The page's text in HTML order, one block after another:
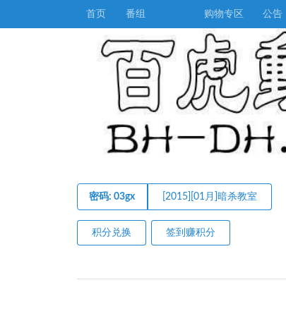
首页 番组 购物专区 公告
密码: 03gx [2015][01月]暗杀教室
积分兑换 签到赚积分